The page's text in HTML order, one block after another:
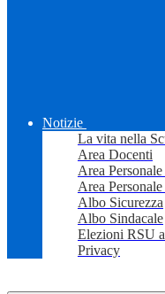
Notizie
La vita nella
Area Docenti
Area
Area
Albo Sicurezza
Albo Sindacale
Elezioni RSU
Privacy